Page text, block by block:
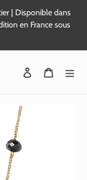
| Disponible dans
en France sous
Se connecter
Panier